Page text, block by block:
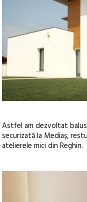
Astfel am dezvoltat
securizată la Mediaș,
atelierele mici din Reghin.